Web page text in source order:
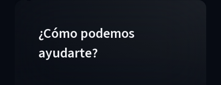
¿Cómo podemos
ayudarte?